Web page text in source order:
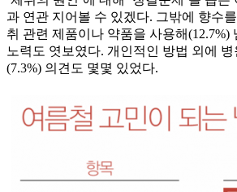
과 연관 지어볼 수 있겠다. 그밖에 향수
취 관련 제품이나 약품을 사용해(12.7%)
노력도 엿보였다. 개인적인 방법 외에
(7.3%) 의견도 몇몇 있었다.